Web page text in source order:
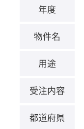
年度
物件名
用途
受注内容
都道府県